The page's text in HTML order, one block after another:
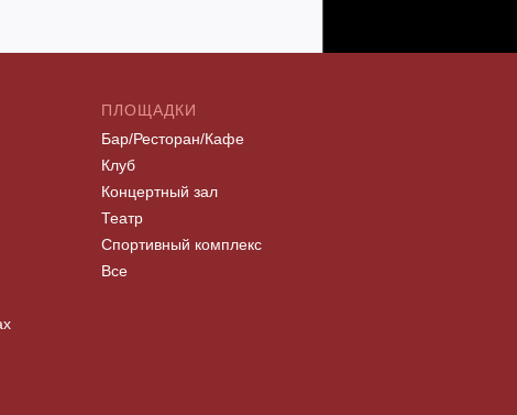
ПЛОЩАДКИ
Бар/Ресторан/Кафе
Клуб
Концертный зал
Театр
Спортивный комплекс
Все